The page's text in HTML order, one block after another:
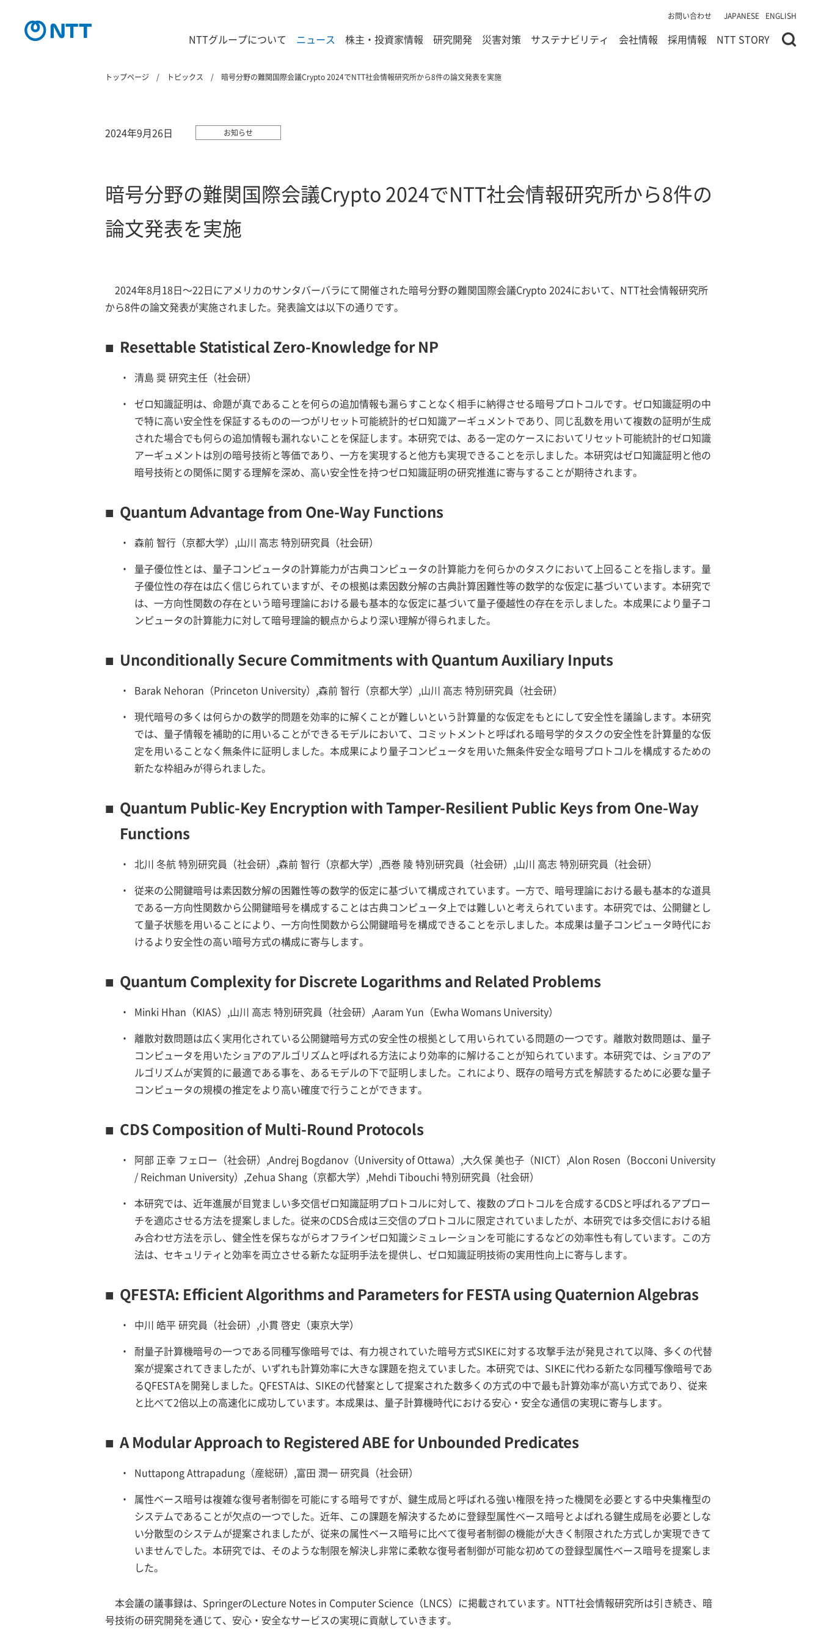
お問い合わせ JAPANESE ENGLISH
NTTグループについて ニュース 株主・投資家情報 研究開発 災害対策 サステナビリティ 会社情報 採用情報 NTT STORY
トップページ トピックス 暗号分野の難関国際会議Crypto 2024でNTT社会情報研究所から8件の論文発表を実施
2024年9月26日 お知らせ
暗号分野の難関国際会議Crypto 2024でNTT社会情報研究所から8件の
論文発表を実施
2024年8月18日～22日にアメリカのサンタバーバラにて開催された暗号分野の難関国際会議Crypto 2024において、NTT社会情報研究所
から8件の論文発表が実施されました。発表論文は以下の通りです。
■ Resettable Statistical Zero-Knowledge for NP
・
清島 奨 研究主任（社会研）
・ ゼロ知識証明は、命題が真であることを何らの追加情報も漏らすことなく相手に納得させる暗号プロトコルです。ゼロ知識証明の中
で特に高い安全性を保証するものの一つがリセット可能統計的ゼロ知識アーギュメントであり、同じ乱数を用いて複数の証明が生成
された場合でも何らの追加情報も漏れないことを保証します。本研究では、ある一定のケースにおいてリセット可能統計的ゼロ知識
アーギュメントは別の暗号技術と等価であり、一方を実現すると他方も実現できることを示しました。本研究はゼロ知識証明と他の
暗号技術との関係に関する理解を深め、高い安全性を持つゼロ知識証明の研究推進に寄与することが期待されます。
■ Quantum Advantage from One-Way Functions
・ 森前 智行（京都大学）,山川 高志 特別研究員（社会研）
・
量子優位性とは、量子コンピュータの計算能力が古典コンピュータの計算能力を何らかのタスクにおいて上回ることを指します。量
子優位性の存在は広く信じられていますが、その根拠は素因数分解の古典計算困難性等の数学的な仮定に基づいています。本研究で
は、一方向性関数の存在という暗号理論における最も基本的な仮定に基づいて量子優越性の存在を示しました。本成果により量子コ
ンピュータの計算能力に対して暗号理論的観点からより深い理解が得られました。
■ Unconditionally Secure Commitments with Quantum Auxiliary Inputs
・
Barak Nehoran（Princeton University）,森前 智行（京都大学）,山川 高志 特別研究員（社会研）
・ 現代暗号の多くは何らかの数学的問題を効率的に解くことが難しいという計算量的な仮定をもとにして安全性を議論します。本研究
では、量子情報を補助的に用いることができるモデルにおいて、コミットメントと呼ばれる暗号学的タスクの安全性を計算量的な仮
定を用いることなく無条件に証明しました。本成果により量子コンピュータを用いた無条件安全な暗号プロトコルを構成するための
新たな枠組みが得られました。
■ Quantum Public-Key Encryption with Tamper-Resilient Public Keys from One-Way
Functions
・ 北川 冬航 特別研究員（社会研）,森前 智行（京都大学）,西巻 陵 特別研究員（社会研）,山川 高志 特別研究員（社会研）
・ 従来の公開鍵暗号は素因数分解の困難性等の数学的仮定に基づいて構成されています。一方で、暗号理論における最も基本的な道具
である一方向性関数から公開鍵暗号を構成することは古典コンピュータ上では難しいと考えられています。本研究では、公開鍵とし
て量子状態を用いることにより、一方向性関数から公開鍵暗号を構成できることを示しました。本成果は量子コンピュータ時代にお
けるより安全性の高い暗号方式の構成に寄与します。
■ Quantum Complexity for Discrete Logarithms and Related Problems
・
Minki Hhan（KIAS）,山川 高志 特別研究員（社会研）,Aaram Yun（Ewha Womans University）
・ 離散対数問題は広く実用化されている公開鍵暗号方式の安全性の根拠として用いられている問題の一つです。離散対数問題は、量子
コンピュータを用いたショアのアルゴリズムと呼ばれる方法により効率的に解けることが知られています。本研究では、ショアのア
ルゴリズムが実質的に最適である事を、あるモデルの下で証明しました。これにより、既存の暗号方式を解読するために必要な量子
コンピュータの規模の推定をより高い確度で行うことができます。
■ CDS Composition of Multi-Round Protocols
・
阿部 正幸 フェロー（社会研）,Andrej Bogdanov（University of Ottawa）,大久保 美也子（NICT）,Alon Rosen（Bocconi University
/ Reichman University）,Zehua Shang（京都大学）,Mehdi Tibouchi 特別研究員（社会研）
・ 本研究では、近年進展が目覚ましい多交信ゼロ知識証明プロトコルに対して、複数のプロトコルを合成するCDSと呼ばれるアプロー
チを適応させる方法を提案しました。従来のCDS合成は三交信のプロトコルに限定されていましたが、本研究では多交信における組
み合わせ方法を示し、健全性を保ちながらオフラインゼロ知識シミュレーションを可能にするなどの効率性も有しています。この方
法は、セキュリティと効率を両立させる新たな証明手法を提供し、ゼロ知識証明技術の実用性向上に寄与します。
■ QFESTA: Efficient Algorithms and Parameters for FESTA using Quaternion Algebras
・
中川 皓平 研究員（社会研）,小貫 啓史（東京大学）
・ 耐量子計算機暗号の一つである同種写像暗号では、有力視されていた暗号方式SIKEに対する攻撃手法が発見されて以降、多くの代替
案が提案されてきましたが、いずれも計算効率に大きな課題を抱えていました。本研究では、SIKEに代わる新たな同種写像暗号であ
るQFESTAを開発しました。QFESTAは、SIKEの代替案として提案された数多くの方式の中で最も計算効率が高い方式であり、従来
と比べて2倍以上の高速化に成功しています。本成果は、量子計算機時代における安心・安全な通信の実現に寄与します。
■ A Modular Approach to Registered ABE for Unbounded Predicates
・
Nuttapong Attrapadung（産総研）,富田 潤一 研究員（社会研）
・
属性ベース暗号は複雑な復号者制御を可能にする暗号ですが、鍵生成局と呼ばれる強い権限を持った機関を必要とする中央集権型の
システムであることが欠点の一つでした。近年、この課題を解決するために登録型属性ベース暗号とよばれる鍵生成局を必要としな
い分散型のシステムが提案されましたが、従来の属性ベース暗号に比べて復号者制御の機能が大きく制限された方式しか実現できて
いませんでした。本研究では、そのような制限を解決し非常に柔軟な復号者制御が可能な初めての登録型属性ベース暗号を提案しま
した。
本会議の議事録は、SpringerのLecture Notes in Computer Science（LNCS）に掲載されています。NTT社会情報研究所は引き続き、暗
号技術の研究開発を通じて、安心・安全なサービスの実現に貢献していきます。